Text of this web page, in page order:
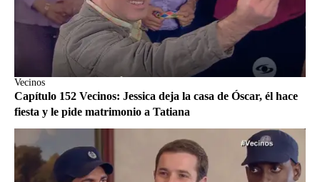
Vecinos
Capítulo 152 Vecinos: Jessica deja la casa de Óscar, él hace
fiesta y le pide matrimonio a Tatiana